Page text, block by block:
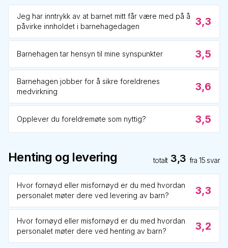
Jeg har inntrykk av at barnet mitt får være med på å
påvirke innholdet i barnehagedagen
3,3
Barnehagen tar hensyn til mine synspunkter 3,5
Barnehagen jobber for å sikre foreldrenes
medvirkning
3,6
Opplever du foreldremøte som nyttig? 3,5
Henting og levering totalt 3,3 fra15 svar
Hvor fornøyd eller misfornøyd er du med hvordan
personalet møter dere ved levering av barn?
3,3
Hvor fornøyd eller misfornøyd er du med hvordan
personalet møter dere ved henting av barn?
3,2